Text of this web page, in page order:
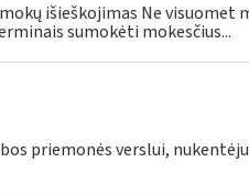
išieškojimas Ne visuomet
sumokėti mokesčius...
priemonės verslui,